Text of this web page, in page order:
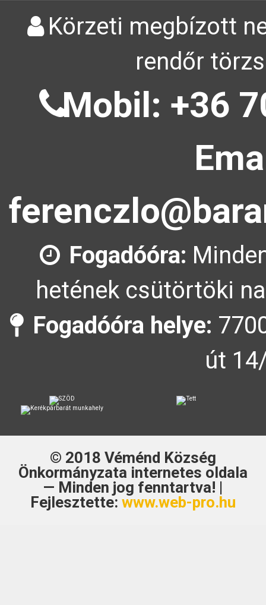
Körzeti megbízott
rendőr
Mobil: +36
Fogadóóra:
hetének csütörtöki
Fogadóóra helye:
út
© 2018 Véménd Község
Önkormányzata internetes oldala
— Minden jog fenntartva! |
Fejlesztette: www.web-pro.hu